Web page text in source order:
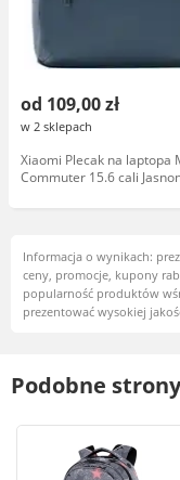
od 109,00 zł
w 2 sklepach
Xiaomi Plecak na laptopa
Commuter 15.6 cali
Informacja o wynikach:
ceny, promocje, kupony
popularność produktów
prezentować wysokiej
Podobne strony